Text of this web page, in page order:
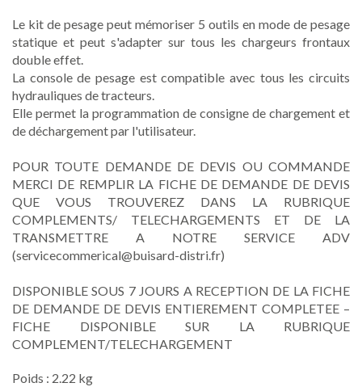
Le kit de pesage peut mémoriser 5 outils en mode de pesage
statique et peut s'adapter sur tous les chargeurs frontaux
double effet.
La console de pesage est compatible avec tous les circuits
hydrauliques de tracteurs.
Elle permet la programmation de consigne de chargement et
de déchargement par l'utilisateur.
POUR TOUTE DEMANDE DE DEVIS OU COMMANDE
MERCI DE REMPLIR LA FICHE DE DEMANDE DE DEVIS
QUE VOUS TROUVEREZ DANS LA RUBRIQUE
COMPLEMENTS/ TELECHARGEMENTS ET DE LA
TRANSMETTRE A NOTRE SERVICE ADV
(servicecommerical@buisard-distri.fr)
DISPONIBLE SOUS 7 JOURS A RECEPTION DE LA FICHE
DE DEMANDE DE DEVIS ENTIEREMENT COMPLETEE –
FICHE DISPONIBLE SUR LA RUBRIQUE
COMPLEMENT/TELECHARGEMENT
Poids : 2.22 kg